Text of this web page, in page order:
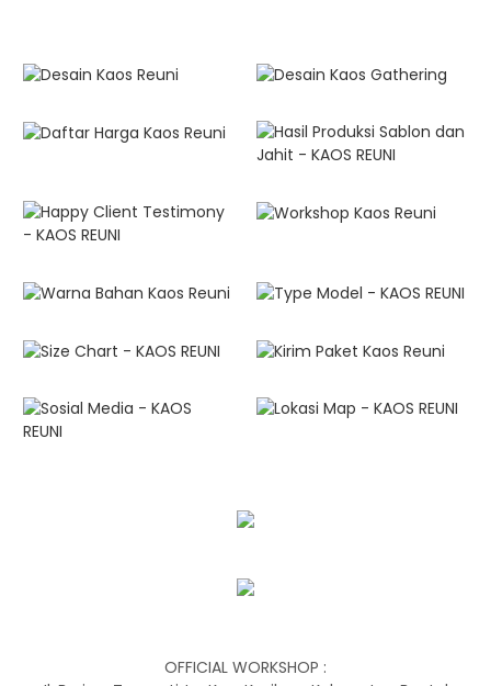
OFFICIAL WORKSHOP :